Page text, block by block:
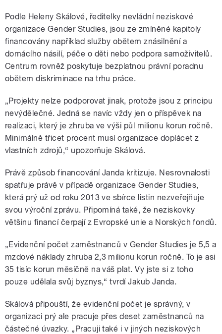
Podle Heleny Skálové, ředitelky nevládní neziskové
organizace Gender Studies, jsou ze zmíněné kapitoly
financovány například služby obětem znásilnění a
domácího násilí, péče o děti nebo podpora samoživitelů.
Centrum rovněž poskytuje bezplatnou právní poradnu
obětem diskriminace na trhu práce.
„Projekty nelze podporovat jinak, protože jsou z principu
nevýdělečné. Jedná se navíc vždy jen o příspěvek na
realizaci, který je zhruba ve výši půl milionu korun ročně.
Minimálně třicet procent musí organizace doplácet z
vlastních zdrojů,“ upozorňuje Skálová.
Právě způsob financování Janda kritizuje. Nesrovnalosti
spatřuje právě v případě organizace Gender Studies,
která prý už od roku 2013 ve sbírce listin nezveřejňuje
svou výroční zprávu. Připomíná také, že neziskovky
většinu financí čerpají z Evropské unie a Norských fondů.
„Evidenční počet zaměstnanců v Gender Studies je 5,5 a
mzdové náklady zhruba 2,3 milionu korun ročně. To je asi
35 tisíc korun měsíčně na váš plat. Vy jste si z toho
pouze udělala svůj byznys,“ tvrdí Jakub Janda.
Skálová připouští, že evidenční počet je správný, v
organizaci prý ale pracuje přes deset zaměstnanců na
částečné úvazky. „Pracuji také i v jiných neziskových